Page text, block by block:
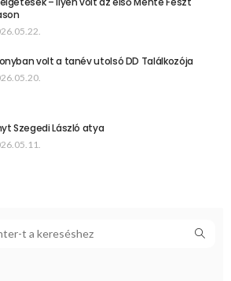
volt a tanév utolsó DD Találkozója
Szegedi László atya